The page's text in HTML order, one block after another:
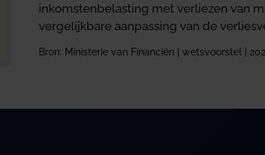
inkomstenbelasting met verliezen van
vergelijkbare aanpassing van de
Bron: Ministerie van Financiën | wetsvoorstel |